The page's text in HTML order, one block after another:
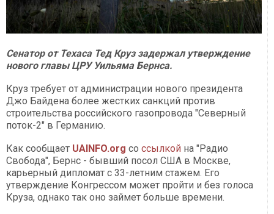
Сенатор от Техаса Тед Круз задержал утверждение
нового главы ЦРУ Уильяма Бернса.
Круз требует от администрации нового президента
Джо Байдена более жестких санкций против
строительства российского газопровода "Северный
поток-2" в Германию.
Как сообщает UAINFO.org со ссылкой на "Радио
Свобода", Бернс - бывший посол США в Москве,
карьерный дипломат с 33-летним стажем. Его
утверждение Конгрессом может пройти и без голоса
Круза, однако так оно займет больше времени.